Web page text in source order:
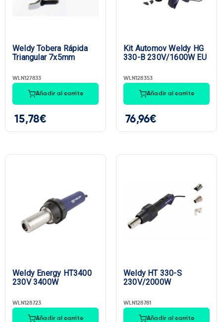
Weldy Tobera Rápida
Triangular 7x5mm
WLN127833
Añadir al carrito
15,78€
Kit Automov Weldy HG
330-B 230V/1600W EU
WLN128353
Añadir al carrito
76,96€
Weldy Energy HT3400
230V 3400W
WLN128723
Añadir al carrito
Weldy HT 330-S
230V/2000W
WLN128781
Añadir al carrito